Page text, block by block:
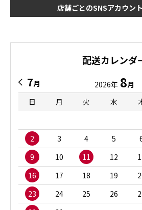
店舗ごとのSNSアカウン
配送カレンダ
7月 2026年 8月
日
月 火 水
2
3 4 5
9
10 11 12
16
17 18 19
23
24 25 26